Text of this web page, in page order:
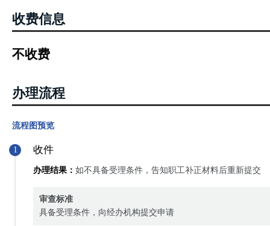
收费信息
不收费
办理流程
流程图预览
1 收件
办理结果： 如不具备受理条件，告知职工补正材料后重新提交
审查标准
具备受理条件，向经办机构提交申请